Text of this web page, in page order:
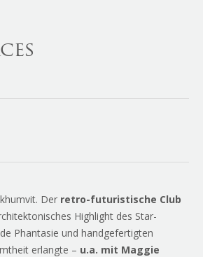
Der retro-futuristische Club
Highlight des Star-
Phantasie und handgefertigten
erlangte – u.a. mit Maggie